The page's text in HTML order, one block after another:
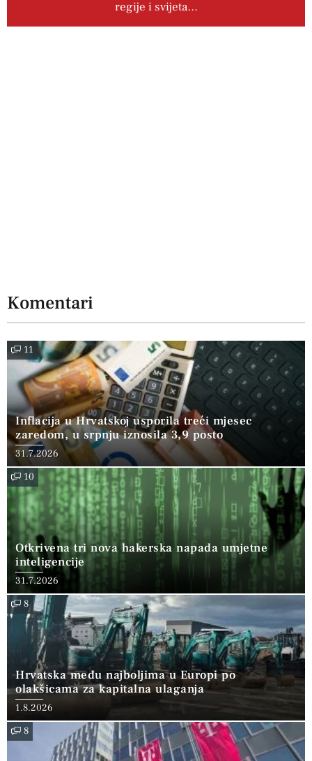
regije i svijeta…
Komentari
11
Inflacija u Hrvatskoj usporila treći mjesec
zaredom, u srpnju iznosila 3,9 posto
31.7.2026
10
Otkrivena tri nova hakerska napada umjetne
inteligencije
31.7.2026
8
Hrvatska među najboljima u Europi po
olakšicama za kapitalna ulaganja
1.8.2026
8